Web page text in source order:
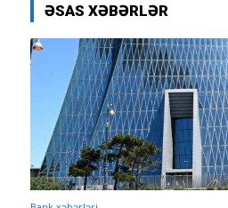
ƏSAS XƏBƏRLƏR